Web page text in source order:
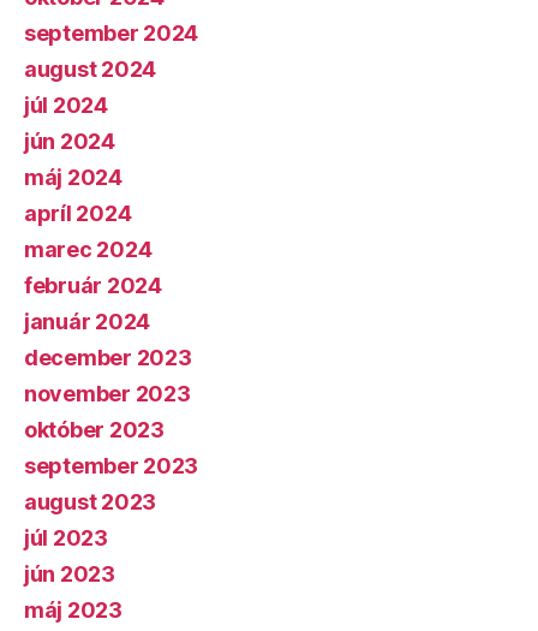
september 2024
august 2024
júl 2024
jún 2024
máj 2024
apríl 2024
marec 2024
február 2024
január 2024
december 2023
november 2023
október 2023
september 2023
august 2023
júl 2023
jún 2023
máj 2023